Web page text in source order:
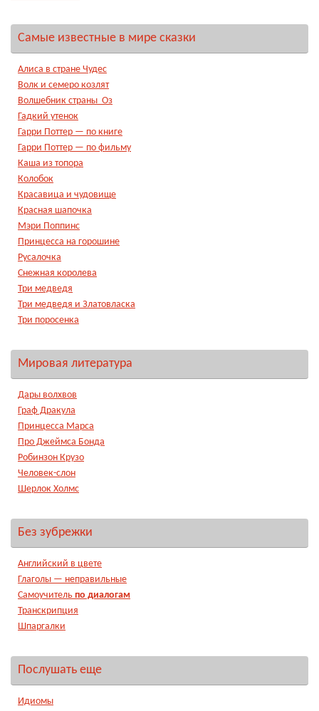
Самые известные в мире сказки
Алиса в стране Чудес
Волк и семеро козлят
Волшебник страны Оз
Гадкий утенок
Гарри Поттер — по книге
Гарри Поттер — по фильму
Каша из топора
Колобок
Красавица и чудовище
Красная шапочка
Мэри Поппинс
Принцесса на горошине
Русалочка
Снежная королева
Три медведя
Три медведя и Златовласка
Три поросенка
Мировая литература
Дары волхвов
Граф Дракула
Принцесса Марса
Про Джеймса Бонда
Робинзон Крузо
Человек-слон
Шерлок Холмс
Без зубрежки
Английский в цвете
Глаголы — неправильные
Самоучитель по диалогам
Транскрипция
Шпаргалки
Послушать еще
Идиомы